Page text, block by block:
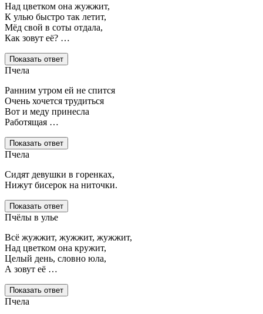
Над цветком она жужжит,
К улью быстро так летит,
Мёд свой в соты отдала,
Как зовут её? …
Показать ответ
Пчела
Ранним утром ей не спится
Очень хочется трудиться
Вот и меду принесла
Работящая …
Показать ответ
Пчела
Сидят девушки в горенках,
Нижут бисерок на ниточки.
Показать ответ
Пчёлы в улье
Всё жужжит, жужжит, жужжит,
Над цветком она кружит,
Целый день, словно юла,
А зовут её …
Показать ответ
Пчела